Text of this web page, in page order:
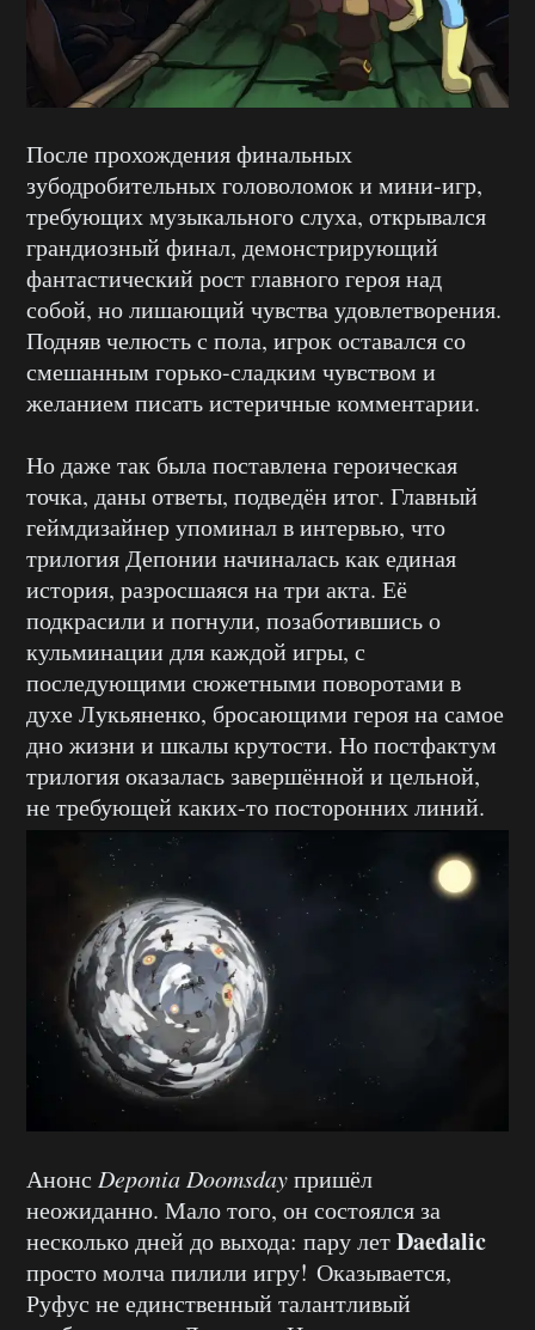
После прохождения финальных
зубодробительных головоломок и мини-игр,
требующих музыкального слуха, открывался
грандиозный финал, демонстрирующий
фантастический рост главного героя над
собой, но лишающий чувства удовлетворения.
Подняв челюсть с пола, игрок оставался со
смешанным горько-сладким чувством и
желанием писать истеричные комментарии.
Но даже так была поставлена героическая
точка, даны ответы, подведён итог. Главный
геймдизайнер упоминал в интервью, что
трилогия Депонии начиналась как единая
история, разросшаяся на три акта. Её
подкрасили и погнули, позаботившись о
кульминации для каждой игры, с
последующими сюжетными поворотами в
духе Лукьяненко, бросающими героя на самое
дно жизни и шкалы крутости. Но постфактум
трилогия оказалась завершённой и цельной,
не требующей каких-то посторонних линий.
Анонс Deponia Doomsdayпришёл
неожиданно. Мало того, он состоялся за
несколько дней до выхода: пару летDaedalic
просто молча пилили игру! Оказывается,
Руфус не единственный талантливый